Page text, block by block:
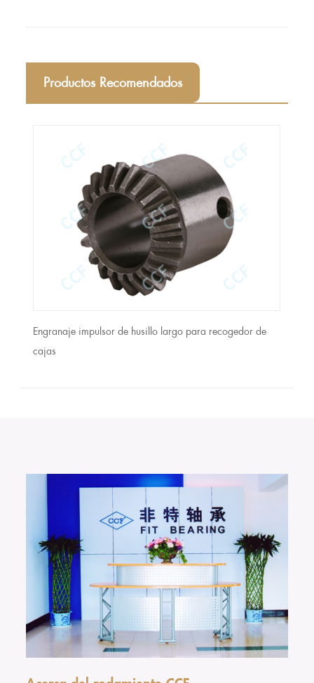
Productos Recomendados
Engranaje impulsor de husillo largo para recogedor de
cajas